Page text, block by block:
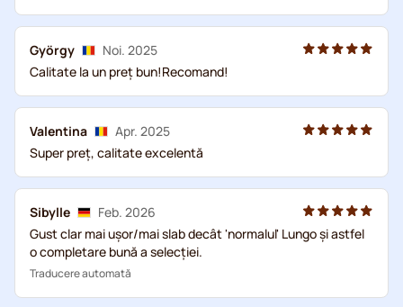
György
Noi. 2025
Calitate la un preț bun!Recomand!
Valentina
Apr. 2025
Super preț, calitate excelentă
Sibylle
Feb. 2026
Gust clar mai ușor/mai slab decât 'normalul' Lungo și astfel
o completare bună a selecției.
Traducere automată